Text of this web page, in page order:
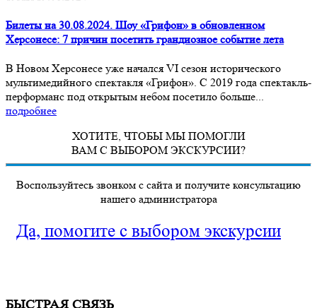
Билеты на 30.08.2024. Шоу «Грифон» в обновленном
Херсонесе: 7 причин посетить грандиозное событие лета
В Новом Херсонесе уже начался VI сезон исторического
мультимедийного спектакля «Грифон». С 2019 года спектакль-
перформанс под открытым небом посетило больше...
подробнее
ХОТИТЕ, ЧТОБЫ МЫ ПОМОГЛИ
ВАМ С ВЫБОРОМ ЭКСКУРСИИ?
Воспользуйтесь звонком с сайта и получите консультацию
нашего администратора
Да, помогите с выбором экскурсии
БЫСТРАЯ СВЯЗЬ